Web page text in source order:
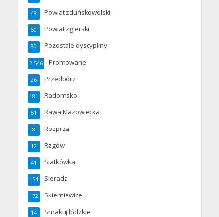
Powiat zduńskowolski
48
Powiat zgierski
50
Pozostałe dyscypliny
80
Promowane
2 546
Przedbórz
26
Radomsko
181
Rawa Mazowiecka
51
Rozprza
8
Rzgów
12
Siatkówka
41
Sieradz
154
Skierniewice
172
Smakuj łódzkie
14